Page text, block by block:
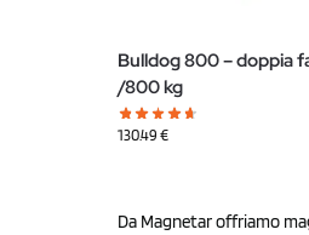
Bulldog 800 – doppia
/800 kg
130.49€
Da Magnetar offriamo